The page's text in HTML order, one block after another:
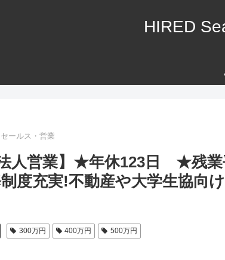
HIRED
セールス・営業
人営業】★年休123日 ★残
度充実!不動産や大学生協向
300万円 400万円 500万円